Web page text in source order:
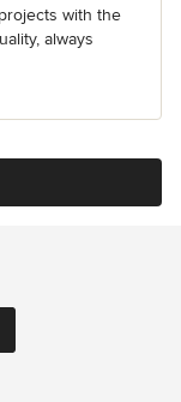
with the
always